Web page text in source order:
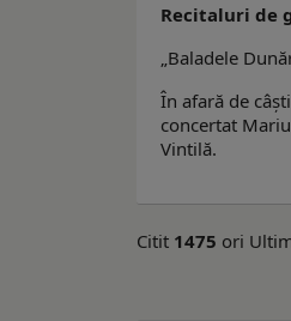
Recitaluri de
„Baladele
În afară de
concertat
Vintilă.
Citit 1475 ori